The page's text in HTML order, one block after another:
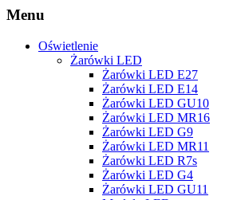
Menu
Oświetlenie
Żarówki LED
Żarówki LED E27
Żarówki LED E14
Żarówki LED GU10
Żarówki LED MR16
Żarówki LED G9
Żarówki LED MR11
Żarówki LED R7s
Żarówki LED G4
Żarówki LED GU11